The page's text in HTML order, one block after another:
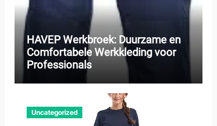
HAVEP Werkbroek: Duurzame en
Comfortabele Werkkleding voor
Professionals
Uncategorized